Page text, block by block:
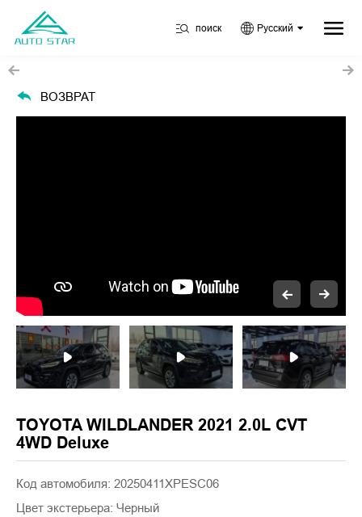
поиск Русский
ВОЗВРАТ
TOYOTA WILDLANDER 2021 2.0L CVT
4WD Deluxe
Код автомобиля: 20250411XPESC06
Цвет экстерьера: Черный